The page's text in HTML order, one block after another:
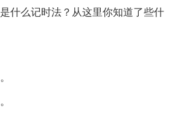
是什么记时法？从这里你知道了些什